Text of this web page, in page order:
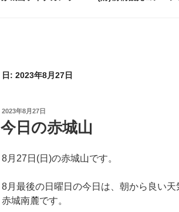
日: 2023年8月27日
投
稿
日:
2023年8月27日
今日の赤城山
8月27日(日)の赤城山です。
8月最後の日曜日の今日は、朝から良い
赤城南麓です。